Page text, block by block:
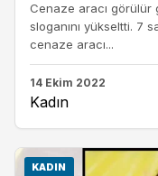
Cenaze aracı görülür
sloganını yükseltti. 7
cenaze aracı...
14 Ekim 2022
Kadın
KADIN